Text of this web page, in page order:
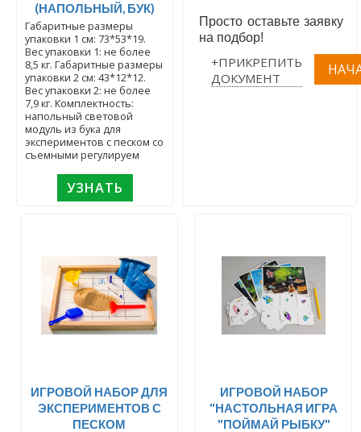
(НАПОЛЬНЫЙ, БУК)
Габаритные размеры
упаковки 1 см: 73*53*19.
Вес упаковки 1: не более
8,5 кг. Габаритные размеры
упаковки 2 см: 43*12*12.
Вес упаковки 2: не более
7,9 кг. Комплектность:
напольный световой
модуль из бука для
экспериментов с песком со
съемными регулируем
УЗНАТЬ
Просто оставьте заявку
на подбор!
+ПРИКРЕПИТЬ
ДОКУМЕНТ
ИГРОВОЙ НАБОР ДЛЯ
ЭКСПЕРИМЕНТОВ С
ПЕСКОМ
ИГРОВОЙ НАБОР
"НАСТОЛЬНАЯ ИГРА
"ПОЙМАЙ РЫБКУ"